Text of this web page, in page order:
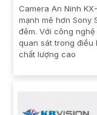
Camera An Ninh
mạnh mẽ hơn Sony
đêm. Với công
quan sát trong điều
chất lượng cao